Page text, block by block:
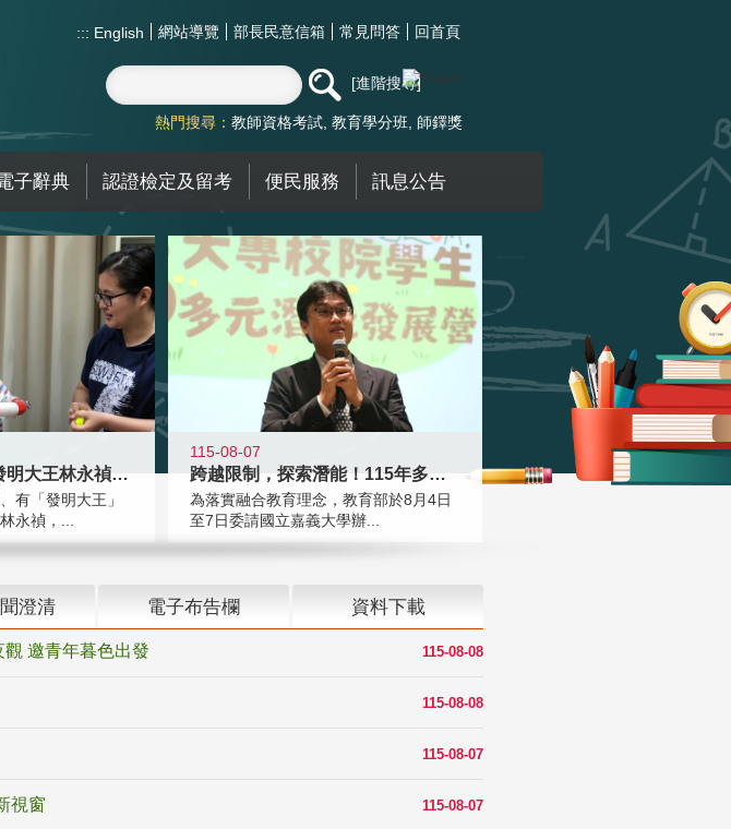
::: English 網站導覽 部長民意信箱 常見問答 回首頁
進階搜尋
熱門搜尋： 教師資格考試 教育學分班 師鐸獎
子辭典 認證檢定及留考 便民服務 訊息公告
教育家人物典範 發明大王林永禎教授
有「發明大王」
永禎，...
115-08-07
跨越限制，探索潛能！115年多元潛
為落實融合教育理念，教育部於8月4日
至7日委請國立嘉義大學辦...
澄清 電子布告欄 資料下載
115-08-08
邀青年暮色出發
115-08-08
115-08-07
115-08-07